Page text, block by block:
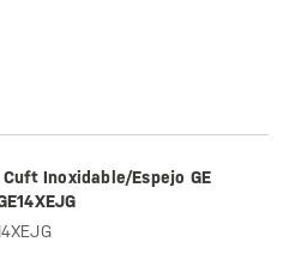
Inoxidable/Espejo GE